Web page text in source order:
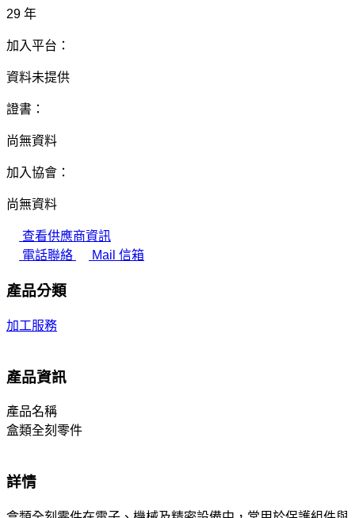
29 年
加入平台：
資料未提供
證書：
尚無資料
加入協會：
尚無資料
查看供應商資訊
電話聯絡
Mail 信箱
產品分類
加工服務
產品資訊
產品名稱
盒類全刻零件
詳情